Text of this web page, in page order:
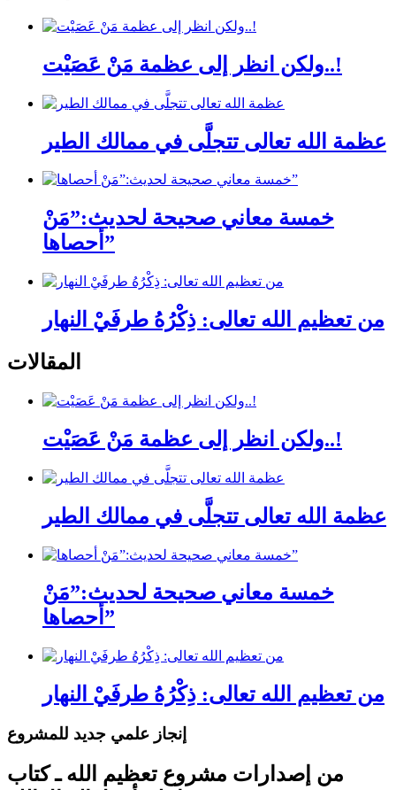
ولكن انظر إلى عظمة مَنْ عَصَيْت..!
عظمة الله تعالى تتجلَّى في ممالك الطير
خمسة معاني صحيحة لحديث:”مَنْ
أحصاها”
من تعظيم الله تعالى: ذِكْرُهُ طرفَيْ النهار
المقالات
ولكن انظر إلى عظمة مَنْ عَصَيْت..!
عظمة الله تعالى تتجلَّى في ممالك الطير
خمسة معاني صحيحة لحديث:”مَنْ
أحصاها”
من تعظيم الله تعالى: ذِكْرُهُ طرفَيْ النهار
إنجاز علمي جديد للمشروع
من إصدارات مشروع تعظيم الله ـ كتاب